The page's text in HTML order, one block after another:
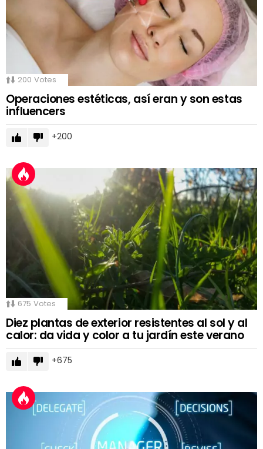
200 Votes
Operaciones estéticas, así eran y son estas
influencers
200
675 Votes
Diez plantas de exterior resistentes al sol y al
calor: da vida y color a tu jardín este verano
675